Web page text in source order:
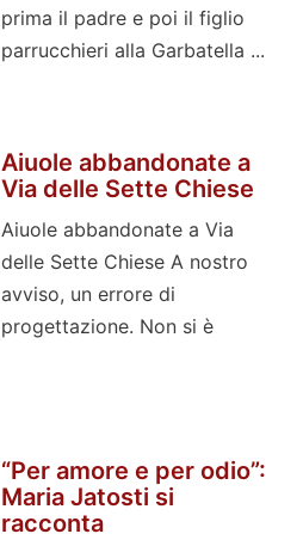
prima il padre e poi il figlio
parrucchieri alla Garbatella ...
Aiuole abbandonate a
Via delle Sette Chiese
Aiuole abbandonate a Via
delle Sette Chiese A nostro
avviso, un errore di
progettazione. Non si è
“Per amore e per odio”:
Maria Jatosti si
racconta